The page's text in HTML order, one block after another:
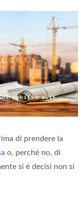
di prendere la
o, perché no, di
si è decisi non si